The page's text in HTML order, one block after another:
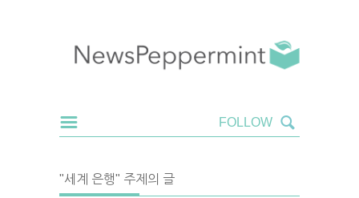
"세계 은행" 주제의 글